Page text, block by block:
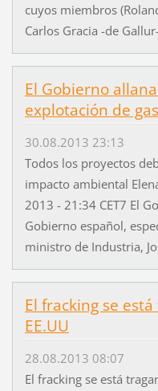
cuyos miembros
Carlos Gracia -de
El Gobierno
explotación de gas
30.08.2013 23:13
Todos los proyectos
impacto ambiental
2013 - 21:34 CET7 El
Gobierno español,
ministro de Industria,
El fracking se
EE.UU
28.08.2013 08:07
El fracking se está